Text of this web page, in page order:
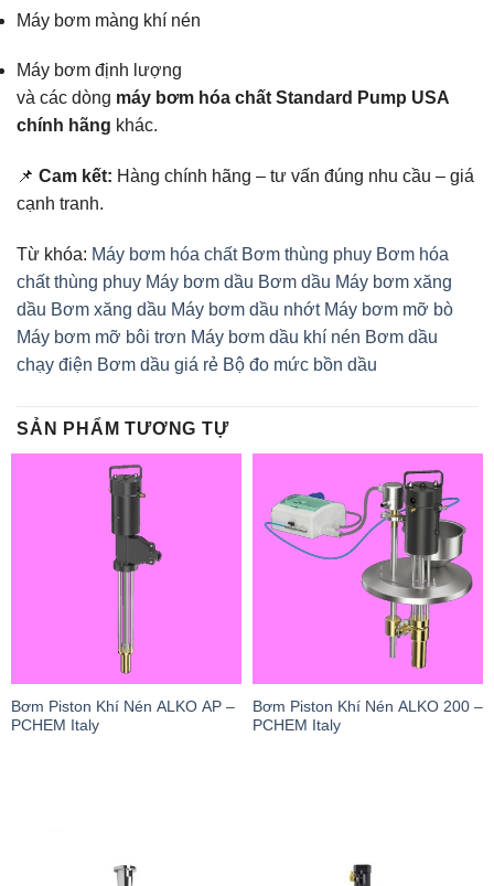
Máy bơm màng khí nén
Máy bơm định lượng
và các dòng máy bơm hóa chất Standard Pump USA
chính hãng khác.
📌 Cam kết: Hàng chính hãng – tư vấn đúng nhu cầu – giá
cạnh tranh.
Từ khóa: Máy bơm hóa chất Bơm thùng phuy Bơm hóa
chất thùng phuy Máy bơm dầu Bơm dầu Máy bơm xăng
dầu Bơm xăng dầu Máy bơm dầu nhớt Máy bơm mỡ bò
Máy bơm mỡ bôi trơn Máy bơm dầu khí nén Bơm dầu
chạy điện Bơm dầu giá rẻ Bộ đo mức bồn dầu
SẢN PHẨM TƯƠNG TỰ
Bơm Piston Khí Nén ALKO AP –
PCHEM Italy
Bơm Piston Khí Nén ALKO 200 –
PCHEM Italy